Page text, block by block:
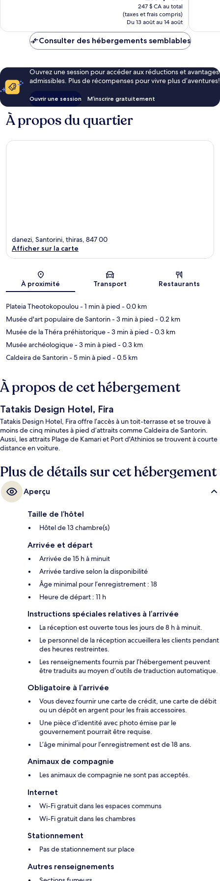
prix
est
de
215 $ CA
247 $ CA au total
(taxes et frais compris)
Du 13 août au 14 août
Consulter des hébergements semblables
Ouvrez une session pour accéder aux réductions et avantages
admissibles. Plus de récompenses pour vivre plus d’aventures!
Ouvrir une session M’inscrire gratuitement
À propos du quartier
Carte
danezi, Santorini, thiras, 847 00
Afficher sur la carte
À proximité Transport Restaurants
Plateia Theotokopoulou- 1 min à pied - 0.0 km
Musée d'art populaire de Santorin- 3 min à pied - 0.2 km
Musée de la Théra préhistorique- 3 min à pied - 0.3 km
Musée archéologique- 3 min à pied - 0.3 km
Caldeira de Santorin- 5 min à pied - 0.5 km
À propos de cet hébergement
Tatakis Design Hotel, Fira
Tatakis Design Hotel, Fira offre l’accès à un toit-terrasse et se trouve à
moins de cinq minutes à pied d’attraits comme Caldeira de Santorin.
Aussi, les attraits Plage de Kamari et Port d'Athinios se trouvent à courte
distance en voiture.
Plus de détails sur cet hébergement
Aperçu
Taille de l’hôtel
Hôtel de 13 chambre(s)
Arrivée et départ
Arrivée de 15 h à minuit
Arrivée tardive selon la disponibilité
Âge minimal pour l’enregistrement : 18
Heure de départ : 11 h
Instructions spéciales relatives à l’arrivée
La réception est ouverte tous les jours de 8 h à minuit.
Le personnel de la réception accueillera les clients pendant
des heures restreintes.
Les renseignements fournis par l’hébergement peuvent
être traduits au moyen d’outils de traduction automatique.
Obligatoire à l’arrivée
Vous devez fournir une carte de crédit, une carte de débit
ou un dépôt en argent pour les frais accessoires.
Une pièce d’identité avec photo émise par le
gouvernement pourrait être requise.
L’âge minimal pour l’enregistrement est de 18 ans.
Animaux de compagnie
Les animaux de compagnie ne sont pas acceptés.
Internet
Wi-Fi gratuit dans les espaces communs
Wi-Fi gratuit dans les chambres
Stationnement
Pas de stationnement sur place
Autres renseignements